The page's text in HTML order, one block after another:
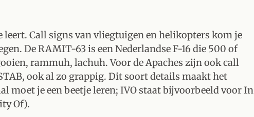
leert. Call signs van vliegtuigen en helikopters kom je
De RAMIT-63 is een Nederlandse F-16 die 500 of
rammuh, lachuh. Voor de Apaches zijn ook call
ook al zo grappig. Dit soort details maakt het
moet je een beetje leren; IVO staat bijvoorbeeld voor In
Of).